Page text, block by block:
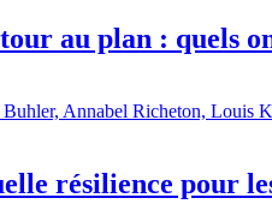
au plan : quels
Annabel Richeton, Louis
résilience pour